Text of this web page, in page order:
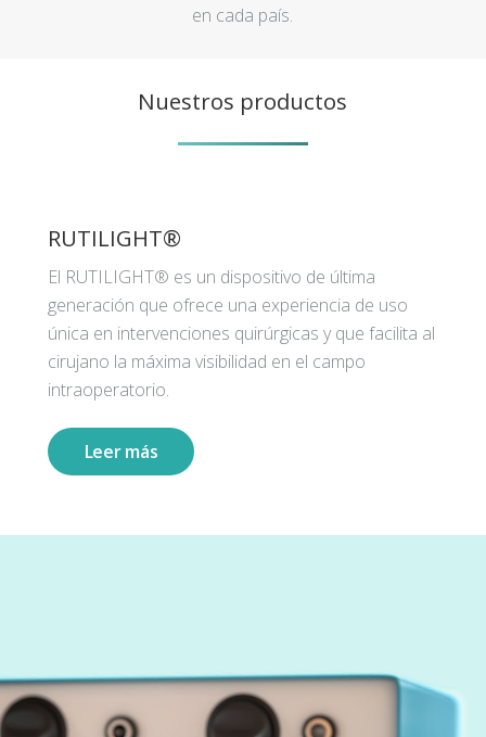
en cada país.
Nuestros productos
RUTILIGHT®
El RUTILIGHT® es un dispositivo de última
generación que ofrece una experiencia de uso
única en intervenciones quirúrgicas y que facilita al
cirujano la máxima visibilidad en el campo
intraoperatorio.
Leer más